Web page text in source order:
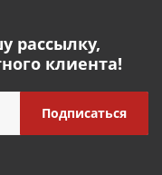
рассылку,
клиента!